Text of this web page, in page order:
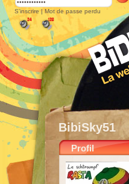
S'inscrire | Mot de passe perdu
BibiSky51
Profil